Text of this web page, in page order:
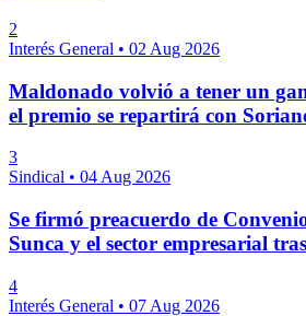
2
Interés General • 02 Aug 2026
Maldonado volvió a tener un
el premio se repartirá con
3
Sindical • 04 Aug 2026
Se firmó preacuerdo de
Sunca y el sector empresarial
4
Interés General • 07 Aug 2026